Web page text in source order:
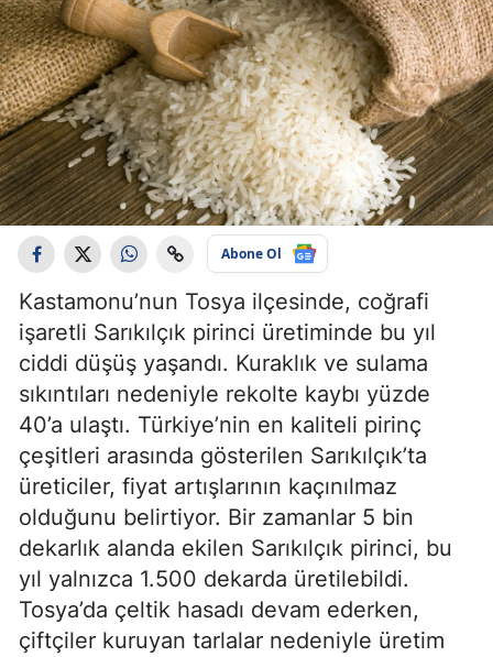
Abone Ol
Kastamonu’nun Tosya ilçesinde, coğrafi
işaretli Sarıkılçık pirinci üretiminde bu yıl
ciddi düşüş yaşandı. Kuraklık ve sulama
sıkıntıları nedeniyle rekolte kaybı yüzde
40’a ulaştı. Türkiye’nin en kaliteli pirinç
çeşitleri arasında gösterilen Sarıkılçık’ta
üreticiler, fiyat artışlarının kaçınılmaz
olduğunu belirtiyor. Bir zamanlar 5 bin
dekarlık alanda ekilen Sarıkılçık pirinci, bu
yıl yalnızca 1.500 dekarda üretilebildi.
Tosya’da çeltik hasadı devam ederken,
çiftçiler kuruyan tarlalar nedeniyle üretim